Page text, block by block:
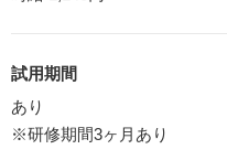
試用期間
あり
※研修期間3ヶ月あり